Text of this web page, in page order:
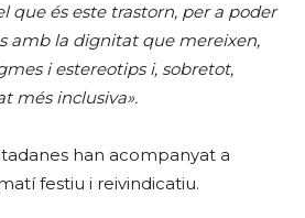
que és este trastorn, per a poder
amb la dignitat que mereixen,
i estereotips i, sobretot,
més inclusiva».
han acompanyat a
festiu i reivindicatiu.